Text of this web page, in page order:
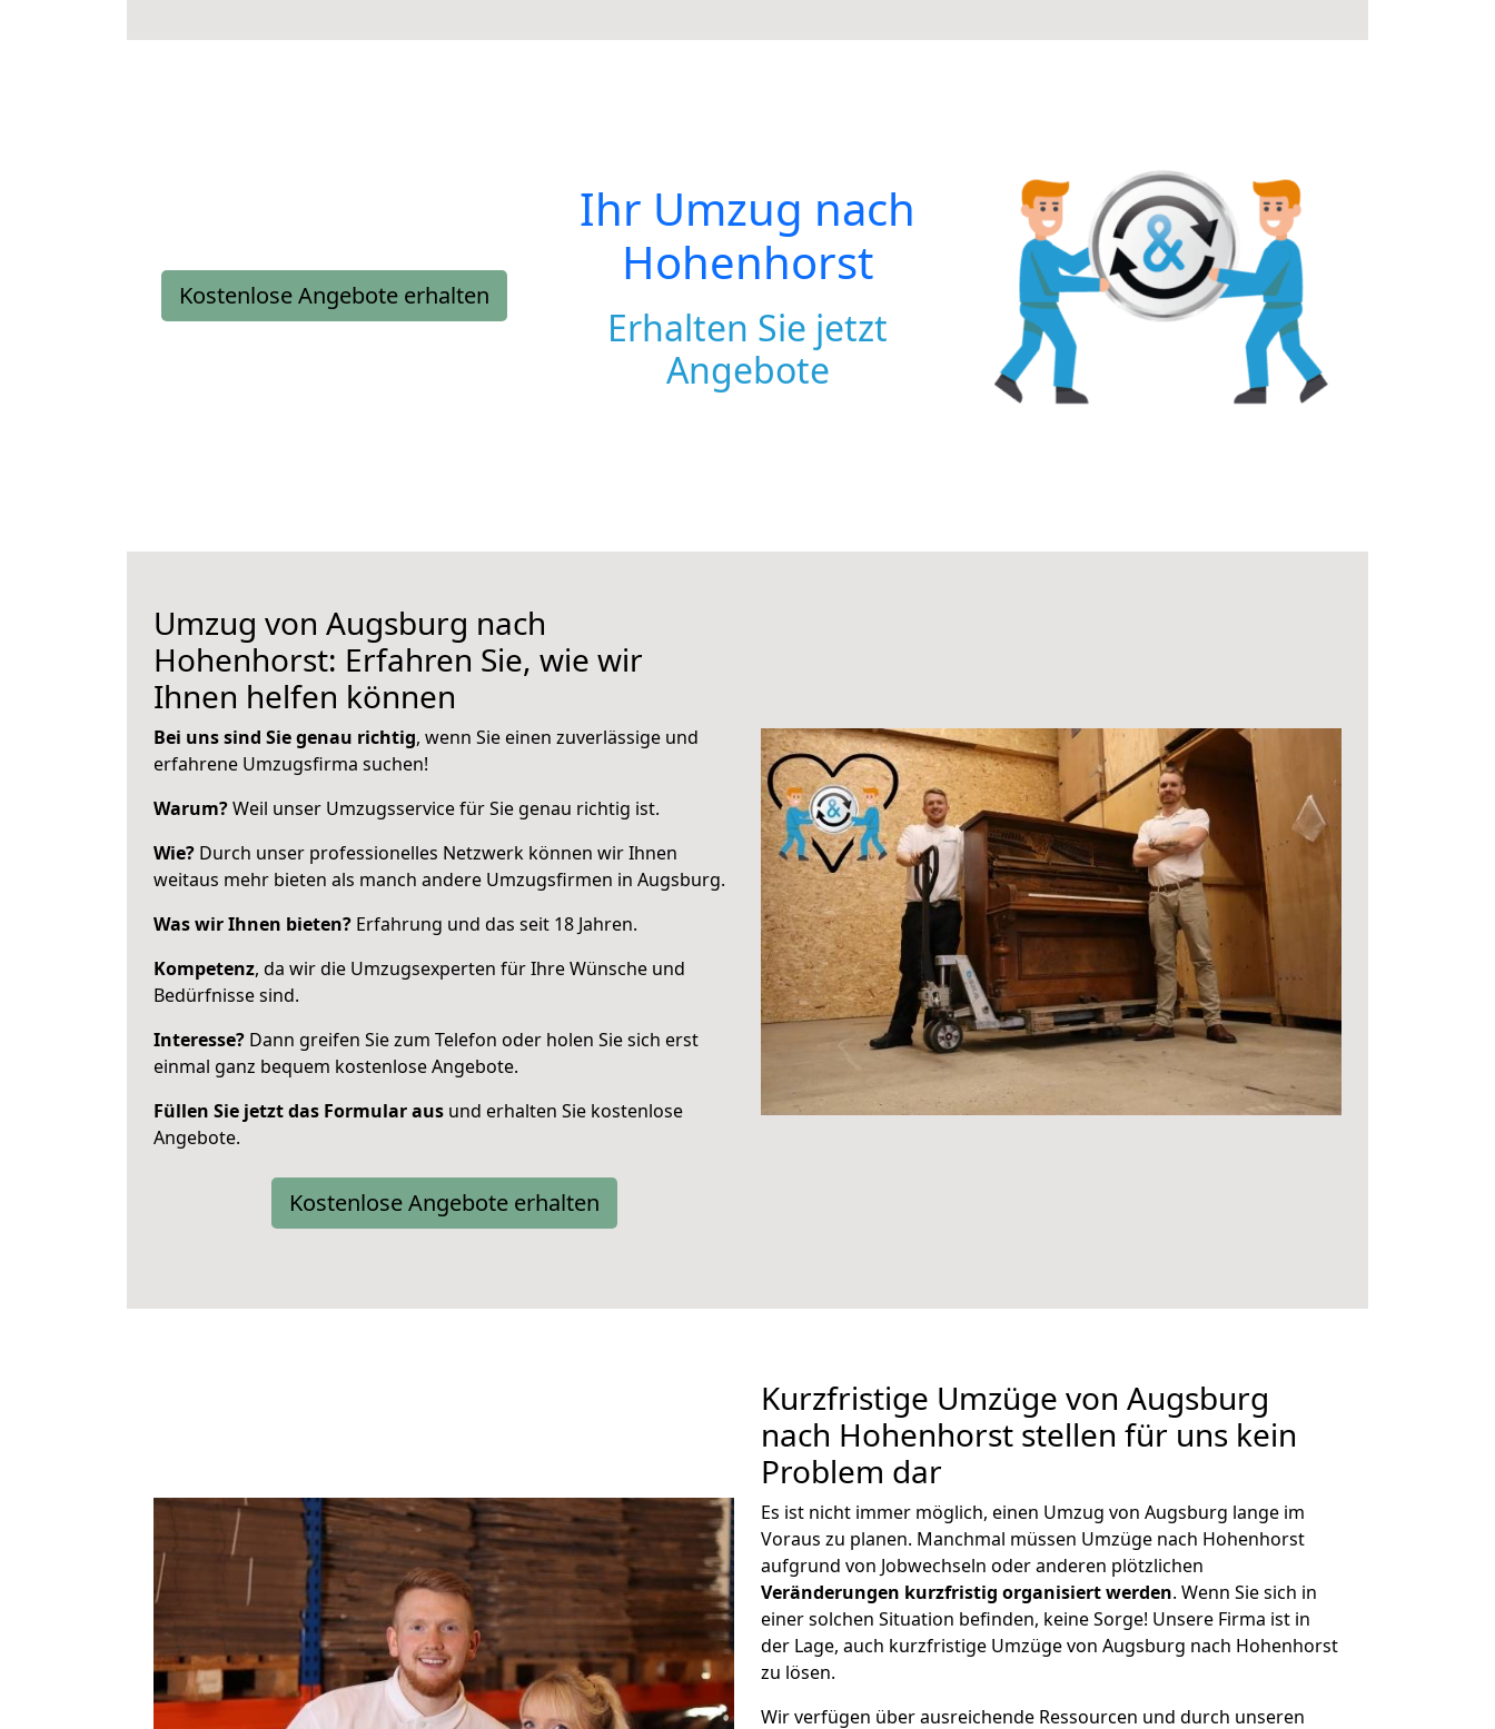
Kostenlose Angebote erhalten
Ihr Umzug nach
Hohenhorst
Erhalten Sie jetzt
Angebote
Umzug von Augsburg nach
Hohenhorst: Erfahren Sie, wie wir
Ihnen helfen können
Bei uns sind Sie genau richtig, wenn Sie einen zuverlässige und
erfahrene Umzugsfirma suchen!
Warum?Weil unser Umzugsservice für Sie genau richtig ist.
Wie? Durch unser professionelles Netzwerk können wir Ihnen
weitaus mehr bieten als manch andere Umzugsfirmen in Augsburg.
Was wir Ihnen bieten? Erfahrung und das seit 18 Jahren.
Kompetenz, da wir die Umzugsexperten für Ihre Wünsche und
Bedürfnisse sind.
Interesse? Dann greifen Sie zum Telefon oder holen Sie sich erst
einmal ganz bequem kostenlose Angebote.
Füllen Sie jetzt das Formular aus und erhalten Sie kostenlose
Angebote.
Kostenlose Angebote erhalten
Kurzfristige Umzüge von Augsburg
nach Hohenhorst stellen für uns kein
Problem dar
Es ist nicht immer möglich, einen Umzug von Augsburg lange im
Voraus zu planen. Manchmal müssen Umzüge nach Hohenhorst
aufgrund von Jobwechseln oder anderen plötzlichen
Veränderungen kurzfristig organisiert werden. Wenn Sie sich in
einer solchen Situation befinden, keine Sorge! Unsere Firma ist in
der Lage, auch kurzfristige Umzüge von Augsburg nach Hohenhorst
zu lösen.
Wir verfügen über ausreichende Ressourcen und durch unseren